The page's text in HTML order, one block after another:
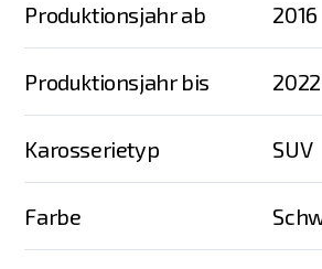
Produktionsjahr ab 2016
Produktionsjahr bis 2022
Karosserietyp SUV
Farbe